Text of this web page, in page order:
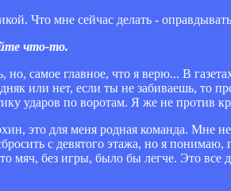
Что мне сейчас делать -
что-то.
самое главное, что я верю... В
или нет, если ты не забиваешь, то
ударов по воротам. Я же не
это для меня родная команда. Мне
с девятого этажа, но я
мяч, без игры, было бы легче. Это все